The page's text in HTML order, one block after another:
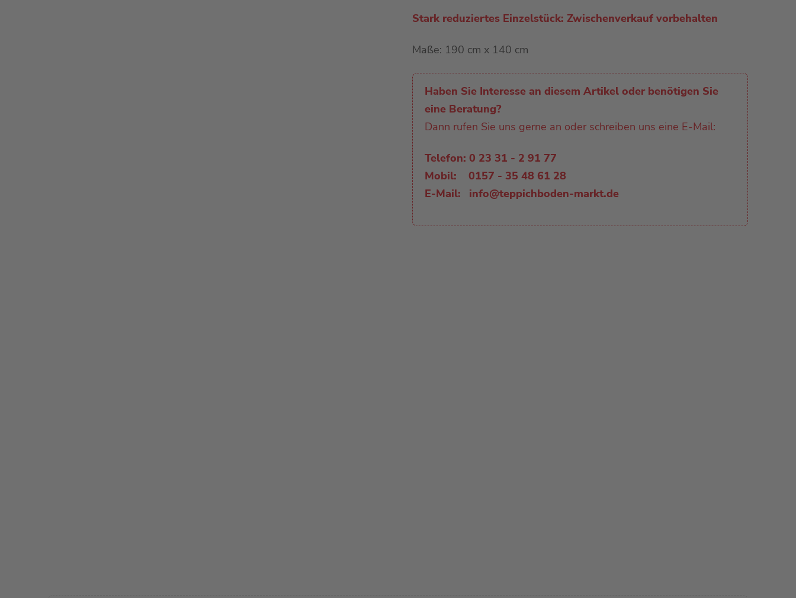
Linoleum
Sauberlauf
Stark reduziertes Einzelstück: Zwischenverkauf vorbehalten
Maße: 190 cm x 140 cm
Haben Sie Interesse an diesem Artikel oder benötigen Sie
eine Beratung?
Dann rufen Sie uns gerne an oder schreiben uns eine E-Mail:
Telefon: 0 23 31 - 2 91 77
Mobil:
0157 - 35 48 61 28
E-Mail:
info@teppichboden-markt.de